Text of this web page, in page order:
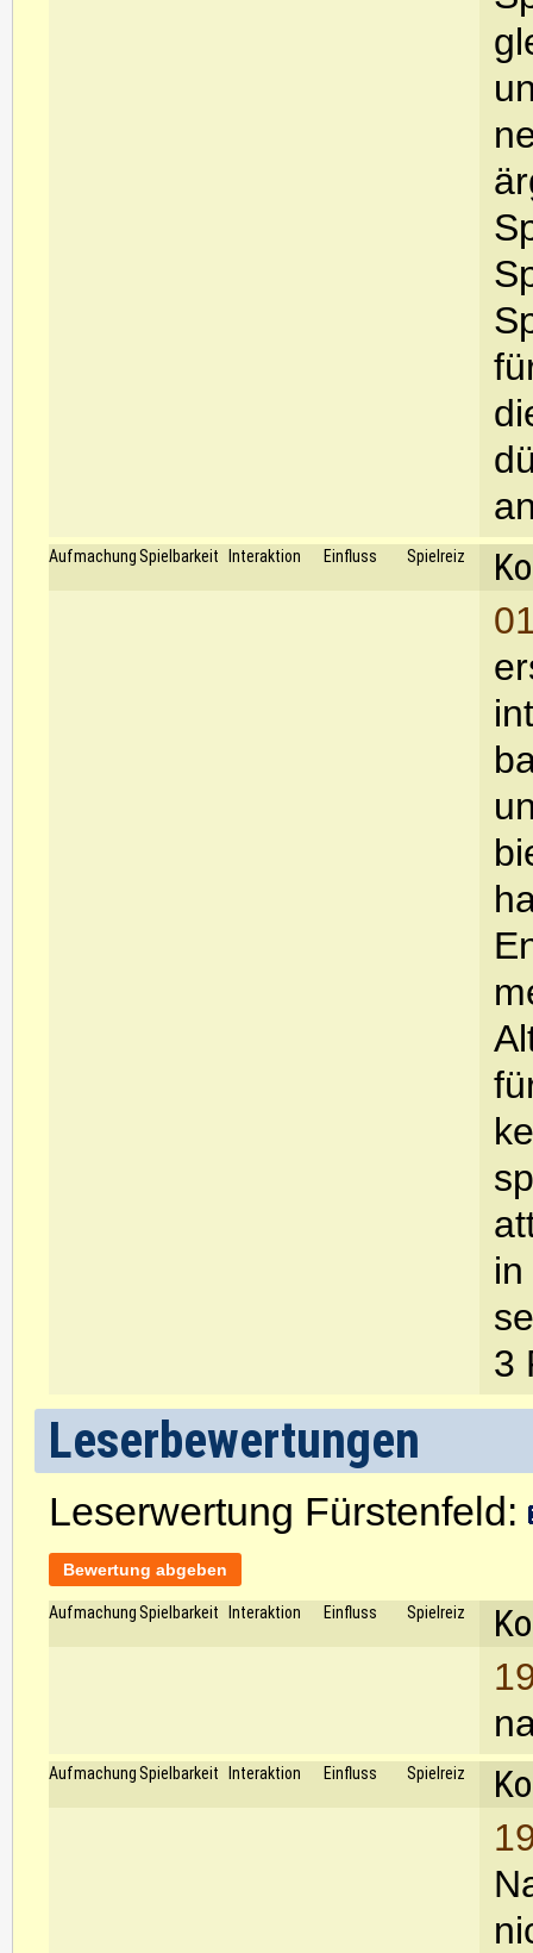
Aufmachung Spielbarkeit Interaktion Einfluss Spielreiz
3
Leserbewertungen
Leserwertung Fürstenfeld:
Bewertung abgeben
Aufmachung Spielbarkeit Interaktion Einfluss Spielreiz
Aufmachung Spielbarkeit Interaktion Einfluss Spielreiz